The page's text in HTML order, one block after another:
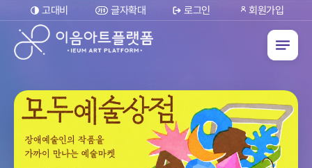
고대비 글자확대 로그인 회원가입